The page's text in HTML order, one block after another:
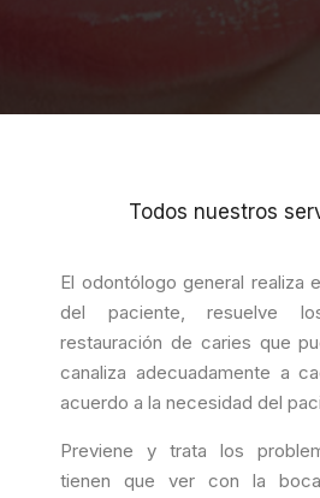
Todos nuestros
El odontólogo general realiza
del paciente, resuelve
restauración de caries que
canaliza adecuadamente a
acuerdo a la necesidad del
Previene y trata los
tienen que ver con la